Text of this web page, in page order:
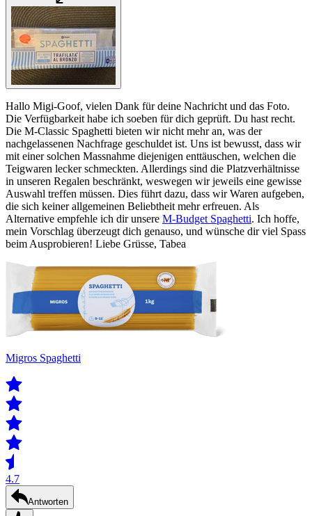
Hallo Migi-Goof, vielen Dank für deine Nachricht und das Foto.
Die Verfügbarkeit habe ich soeben für dich geprüft. Du hast recht.
Die M-Classic Spaghetti bieten wir nicht mehr an, was der
nachgelassenen Nachfrage geschuldet ist. Uns ist bewusst, dass wir
mit einer solchen Massnahme diejenigen enttäuschen, welchen die
Teigwaren lecker schmeckten. Allerdings sind die Platzverhältnisse
in unseren Regalen beschränkt, weswegen wir jeweils eine gewisse
Auswahl treffen müssen. Dies führt dazu, dass wir Waren aufgeben,
die sich keiner allgemeinen Beliebtheit mehr erfreuen. Als
Alternative empfehle ich dir unsere M-Budget Spaghetti. Ich hoffe,
mein Vorschlag überzeugt dich genauso, und wünsche dir viel Spass
beim Ausprobieren! Liebe Grüsse, Tabea
Migros Spaghetti
4.7
Antworten